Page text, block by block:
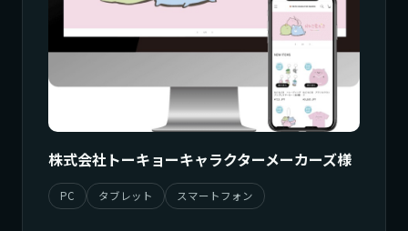
株式会社トーキョーキャラクターメーカーズ様
PC タブレット スマートフォン